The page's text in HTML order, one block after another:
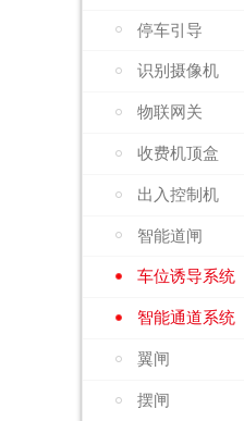
停车引导
识别摄像机
物联网关
收费机顶盒
出入控制机
智能道闸
车位诱导系统
智能通道系统
翼闸
摆闸